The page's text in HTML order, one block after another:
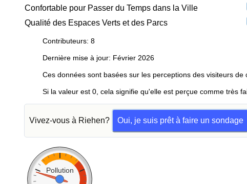
Confortable pour Passer du Temps dans la Ville
Qualité des Espaces Verts et des Parcs
Contributeurs: 8
Dernière mise à jour: Février 2026
Ces données sont basées sur les perceptions des visiteurs de
Si la valeur est 0, cela signifie qu'elle est perçue comme très
Vivez-vous à Riehen? Oui, je suis prêt à faire un sondage
Pollution